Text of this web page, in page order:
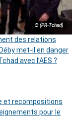
© (PR-Tchad)
des relations
met-il en danger
avec l’AES ?
et recompositions
pour le